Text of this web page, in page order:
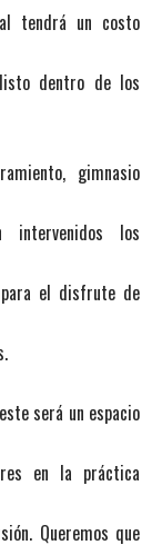
tendrá un costo
dentro de los
gimnasio
intervenidos los
el disfrute de
será un espacio
en la práctica
Queremos que